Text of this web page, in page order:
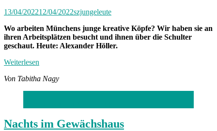
13/04/202212/04/2022szjungeleute
Wo arbeiten Münchens junge kreative Köpfe? Wir haben sie an
ihren Arbeitsplätzen besucht und ihnen über die Schulter
geschaut. Heute: Alexander Höller.
Weiterlesen
Von Tabitha Nagy
Nachts im Gewächshaus